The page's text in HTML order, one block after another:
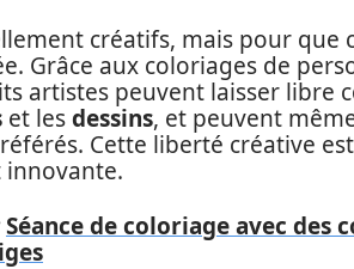
créatifs, mais pour que
Grâce aux coloriages de
artistes peuvent laisser libre
et lesdessins, et peuvent
Cette liberté créative
innovante.
Séance de coloriage avec des